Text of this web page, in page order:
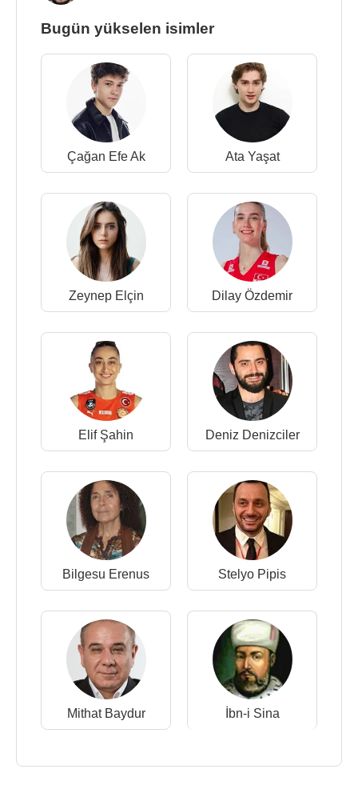
Bugün yükselen isimler
Çağan Efe Ak Ata Yaşat
Zeynep Elçin Dilay Özdemir
Elif Şahin Deniz Denizciler
Bilgesu Erenus Stelyo Pipis
Mithat Baydur İbn-i Sina